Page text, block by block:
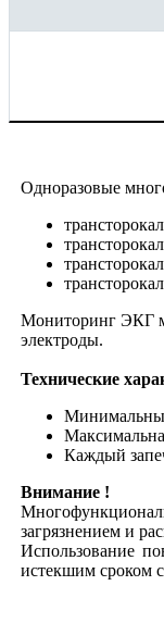
Одноразовые
Мониторинг ЭКГ
электроды.
Технические
Каждый
Внимание !
загрязнением и
Использование
истекшим сроком